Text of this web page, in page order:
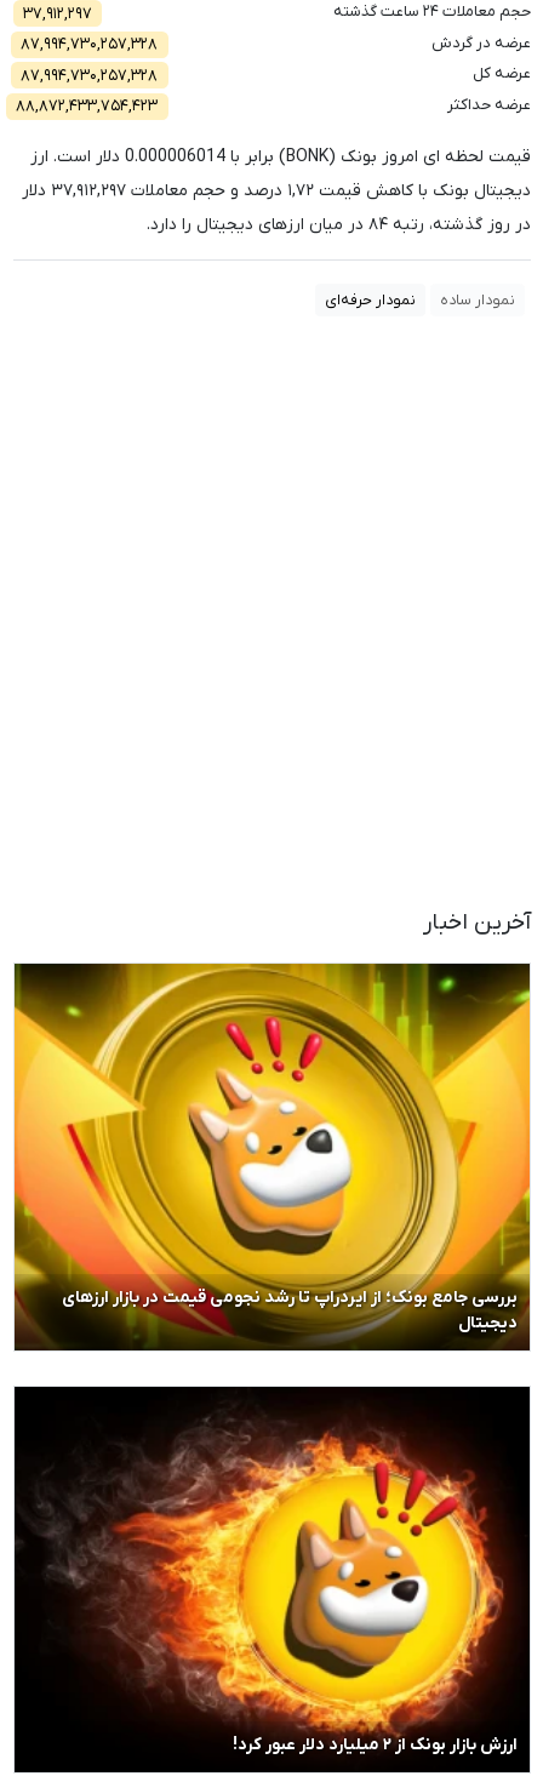
حجم معاملات ۲۴ ساعت گذشته
۳۷,۹۱۲,۲۹۷
عرضه در گردش
۸۷,۹۹۴,۷۳۰,۲۵۷,۳۲۸
عرضه کل
۸۷,۹۹۴,۷۳۰,۲۵۷,۳۲۸
عرضه حداکثر
۸۸,۸۷۲,۴۳۳,۷۵۴,۴۲۳
قیمت لحظه ای امروز بونک (BONK) برابر با 0.000006014 دلار است. ارز
دیجیتال بونک با کاهش قیمت۱,۷۲ درصد و حجم معاملات۳۷,۹۱۲,۲۹۷ دلار
در روز گذشته، رتبه۸۴ در میان ارزهای دیجیتال را دارد.
نمودار ساده نمودار حرفه‌ای
آخرین اخبار
بررسی جامع بونک؛ از ایردراپ تا رشد نجومی قیمت در بازار ارزهای
دیجیتال
ارزش بازار بونک از ۲ میلیارد دلار عبور کرد!